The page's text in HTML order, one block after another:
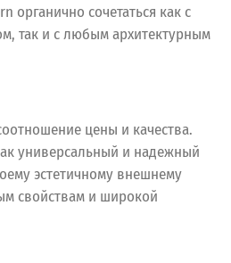
органично сочетаться как с
так и с любым архитектурным
цены и качества.
универсальный и надежный
эстетичному внешнему
свойствам и широкой